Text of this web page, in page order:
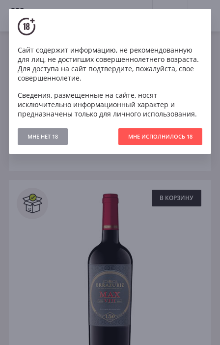
18+
Чили Шардоне Мальбек Пино Нуар
Полусухое Полусладкое Сладкое
Фильтры
Все В КОРЗИНУ
Сайт содержит информацию, не рекомендованную
для лиц, не достигших совершеннолетнего возраста.
Для доступа на сайт подтвердите, пожалуйста, свое
совершеннолетие.
Сведения, размещенные на сайте, носят
исключительно информационный характер и
предназначены только для личного использования.
МНЕ НЕТ 18 МНЕ ИСПОЛНИЛОСЬ 18